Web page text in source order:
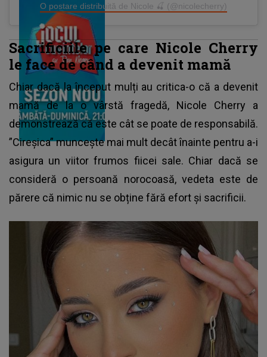
O postare distribuită de Nicole 🍒 (@nicolecherry)
Sacrificiile pe care Nicole Cherry
le face de când a devenit mamă
Chiar dacă la început mulți au critica-o că a devenit
mamă de la o vârstă fragedă, Nicole Cherry a
demonstrează că este cât se poate de responsabilă.
”Cireșica” muncește mai mult decât înainte pentru a-i
asigura un viitor frumos fiicei sale. Chiar dacă se
consideră o persoană norocoasă, vedeta este de
părere că nimic nu se obține fără efort și sacrificii.